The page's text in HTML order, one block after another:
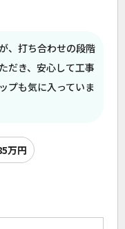
、打ち合わせの段階
だき、安心して工事
プも気に入っていま
万円